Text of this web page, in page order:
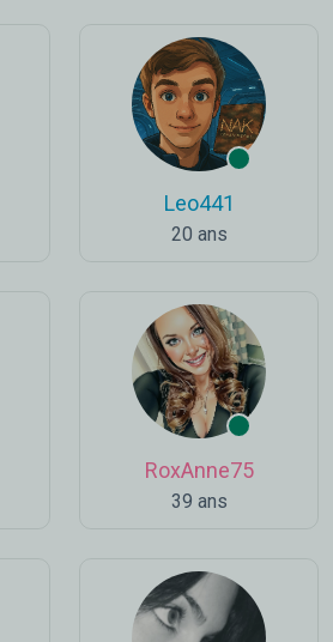
Leo441
20 ans
RoxAnne75
39 ans